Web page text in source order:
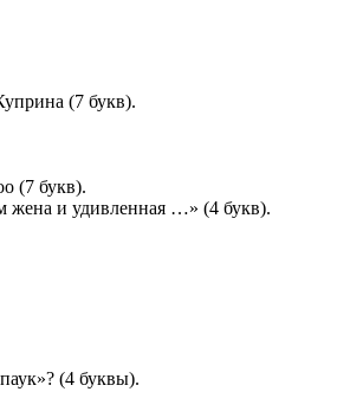
(7 букв).
(7 букв).
жена и удивленная …» (4 букв).
(4 буквы).